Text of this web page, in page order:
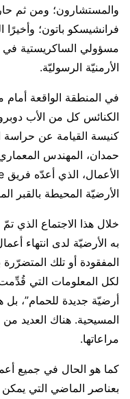
والمستشارون؛ ومن ثم
فرانشيسكو باتون؛ وأخيرًا
مسؤولي الساكريستية في
الأرمنيّة الرسوليّة.
في المنطقة الواقعة
الكنائس كل من الأب
كنيسة القيامة عن حراسة
حمدان، المهندس
الأرضيّة المحيطة بالقبر
خلال هذا الاجتماع الذي
به الأرضيّة لدى انتهاء
المفقودة أو تلك
لكل المعلومات التي
أرضيّة جديدة للحمام”،
المسيحية. هناك العديد من
مراعاتها.
كما هو الحال في جميع
بعناصر الماضي التي